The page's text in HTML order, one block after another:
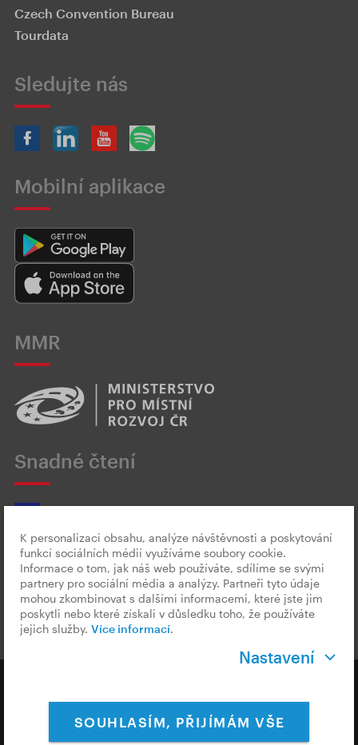
Czech Convention Bureau
Tourdata
Sledujte nás
Mobilní aplikace
MMR
Snadné čtení
Český znakový jazyk
Ochrana osobních údajů
Cookies & Měření
K personalizaci obsahu, analýze návštěvnosti a poskytování
funkcí sociálních médií využíváme soubory cookie.
Informace o tom, jak náš web používáte, sdílíme se svými
partnery pro sociální média a analýzy. Partneři tyto údaje
mohou zkombinovat s dalšími informacemi, které jste jim
poskytli nebo které získali v důsledku toho, že používáte
jejich služby. Více informací.
Nastavení
SOUHLASÍM, PŘIJÍMÁM VŠE